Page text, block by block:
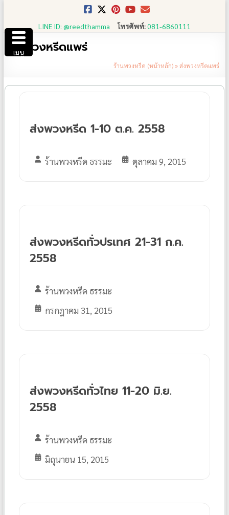
content
LINE ID: @reedthamma โทรศัพท์:081-6860111
ส่งพวงหรีดแพร่
ร้านพวงหรีด (หน้าหลัก)»ส่งพวงหรีดแพร่
ส่งพวงหรีด 1-10 ต.ค. 2558
ร้านพวงหรีด ธรรมะ ตุลาคม 9, 2015
ส่งพวงหรีดทั่วปรเทศ 21-31 ก.ค.
2558
ร้านพวงหรีด ธรรมะ
กรกฎาคม 31, 2015
ส่งพวงหรีดทั่วไทย 11-20 มิ.ย.
2558
ร้านพวงหรีด ธรรมะ
มิถุนายน 15, 2015
เมนู